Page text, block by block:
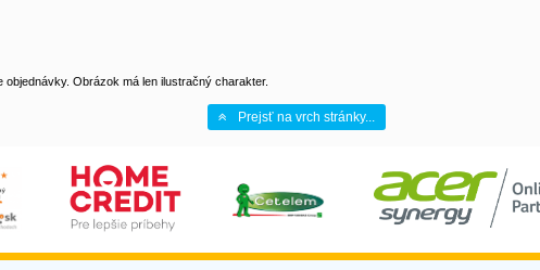
Obrázok má len ilustračný charakter.
Prejsť na vrch stránky...